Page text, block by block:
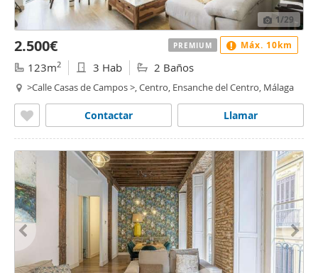
1/29
2.500€
123m2 3 Hab 2 Baños
>Calle Casas de Campos >, Centro, Ensanche del Centro, Málaga
Llamar
Contactar
PREMIUM Máx. 10km